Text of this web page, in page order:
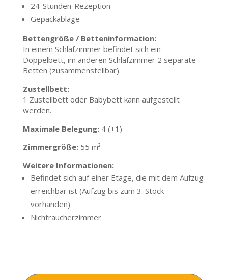
24-Stunden-Rezeption
Gepäckablage
Bettengröße / Betteninformation:
In einem Schlafzimmer befindet sich ein
Doppelbett, im anderen Schlafzimmer 2 separate
Betten (zusammenstellbar).
Zustellbett:
1 Zustellbett oder Babybett kann aufgestellt
werden.
Maximale Belegung:4 (+1)
Zimmergröße:55 m²
Weitere Informationen:
Befindet sich auf einer Etage, die mit dem Aufzug
erreichbar ist (Aufzug bis zum 3. Stock
vorhanden)
Nichtraucherzimmer